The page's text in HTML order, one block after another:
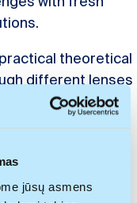
jūsų asmens
theoretical
different lenses
to help cultivate
Not only that, by
fellow
the
to create better